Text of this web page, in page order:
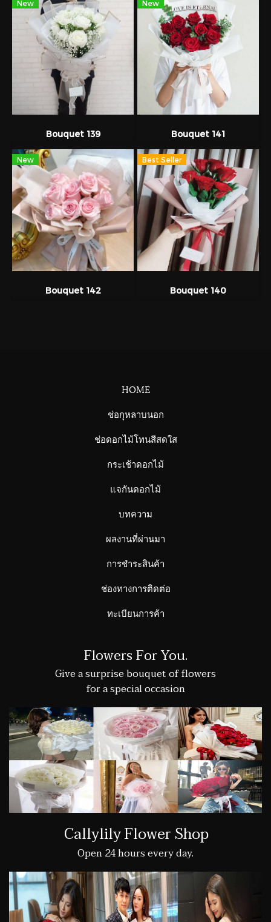
New
Bouquet 139
New
Bouquet 141
New
Bouquet 142
Best Seller
Bouquet 140
HOME
ช่อกุหลาบนอก
ช่อดอกไม้โทนสีสดใส
กระเช้าดอกไม้
แจกันดอกไม้
บทความ
ผลงานที่ผ่านมา
การชำระสินค้า
ช่องทางการติดต่อ
ทะเบียนการค้า
Flowers For You.
Give a surprise bouquet of flowers
for a special occasion
Callylily Flower Shop
Open 24 hours every day.